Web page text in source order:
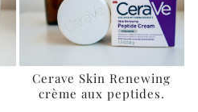
Cerave Skin Renewing
crème aux peptides.